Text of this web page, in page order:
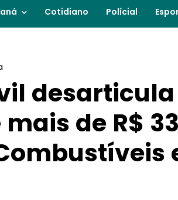
Cotidiano Polícial
de R$